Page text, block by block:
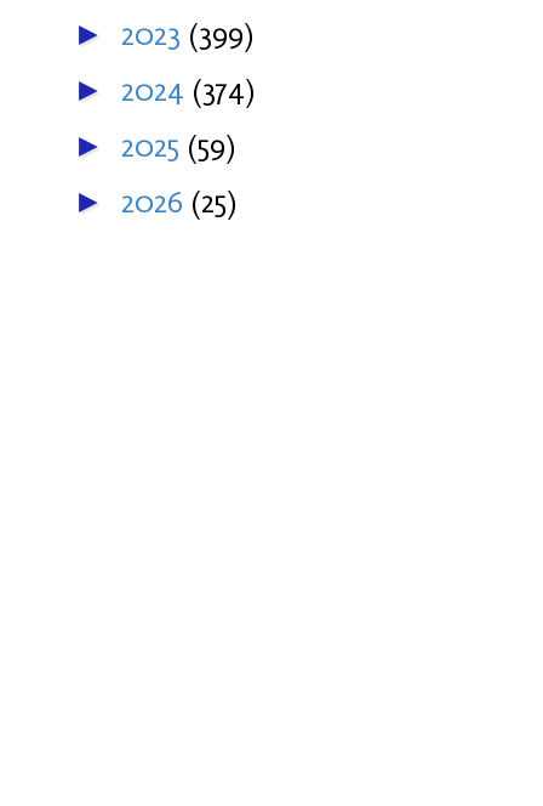
► 2023 (399)
► 2024 (374)
► 2025 (59)
► 2026 (25)